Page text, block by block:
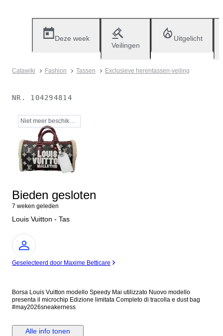
Deze week
Veilingen
Uitgelicht
Catawiki Fashion Tassen Exclusieve herentassen-veiling
NR. 104294814
Niet meer beschikbaar
Bieden gesloten
7 weken geleden
Louis Vuitton - Tas
Expert
Geselecteerd door Maxime Betticare
Borsa Louis Vuitton modello Speedy Mai utilizzato Nuovo modello
presenta il microchip Edizione limitata Completo di tracolla e dust bag
#may2026sneakerness
Alle info tonen